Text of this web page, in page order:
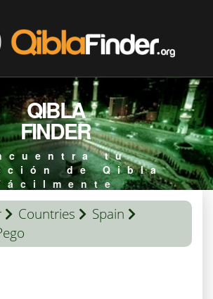
QIBLA
FINDER
tu
de Qibla
Countries
Spain